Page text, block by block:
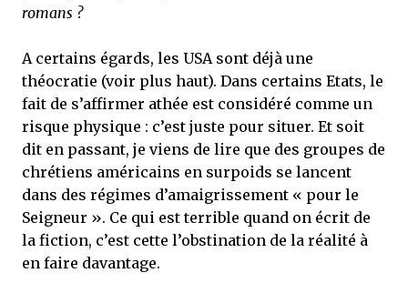
romans ?
A certains égards, les USA sont déjà une
théocratie (voir plus haut). Dans certains Etats, le
fait de s’affirmer athée est considéré comme un
risque physique : c’est juste pour situer. Et soit
dit en passant, je viens de lire que des groupes de
chrétiens américains en surpoids se lancent
dans des régimes d’amaigrissement « pour le
Seigneur ». Ce qui est terrible quand on écrit de
la fiction, c’est cette l’obstination de la réalité à
en faire davantage.